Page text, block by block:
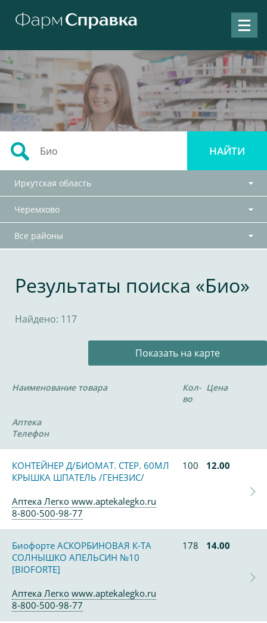
Иркутская область
Черемхово
Все районы
Результаты поиска «Био»
Найдено: 117
Показать на карте
Наименование товара
Кол-
во
Цена
Аптека
Телефон
КОНТЕЙНЕР Д/БИОМАТ. СТЕР. 60МЛ
КРЫШКА ШПАТЕЛЬ /ГЕНЕЗИС/
100 12.00
Аптека Легко www.aptekalegko.ru
8-800-500-98-77
Биофорте АСКОРБИНОВАЯ К-ТА
СОЛНЫШКО АПЕЛЬСИН №10
[BIOFORTE]
178 14.00
Аптека Легко www.aptekalegko.ru
8-800-500-98-77